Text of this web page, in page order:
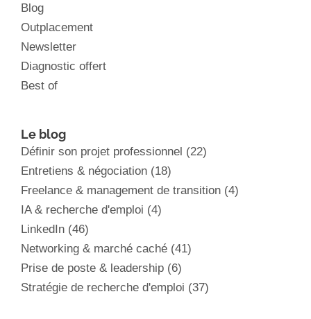
Blog
Outplacement
Newsletter
Diagnostic offert
Best of
Le blog
Définir son projet professionnel (22)
Entretiens & négociation (18)
Freelance & management de transition (4)
IA & recherche d'emploi (4)
LinkedIn (46)
Networking & marché caché (41)
Prise de poste & leadership (6)
Stratégie de recherche d'emploi (37)